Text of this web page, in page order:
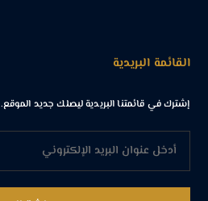
القائمة البريدية
إشترك في قائمتنا البريدية ليصلك جديد الموقع.